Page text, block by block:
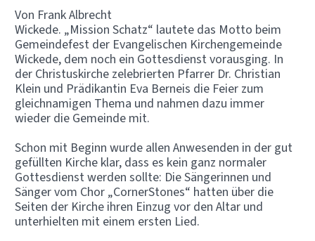
Von Frank Albrecht
Wickede. „Mission Schatz“ lautete das Motto beim
Gemeindefest der Evangelischen Kirchengemeinde
Wickede, dem noch ein Gottesdienst vorausging. In
der Christuskirche zelebrierten Pfarrer Dr. Christian
Klein und Prädikantin Eva Berneis die Feier zum
gleichnamigen Thema und nahmen dazu immer
wieder die Gemeinde mit.
Schon mit Beginn wurde allen Anwesenden in der gut
gefüllten Kirche klar, dass es kein ganz normaler
Gottesdienst werden sollte: Die Sängerinnen und
Sänger vom Chor „CornerStones“ hatten über die
Seiten der Kirche ihren Einzug vor den Altar und
unterhielten mit einem ersten Lied.